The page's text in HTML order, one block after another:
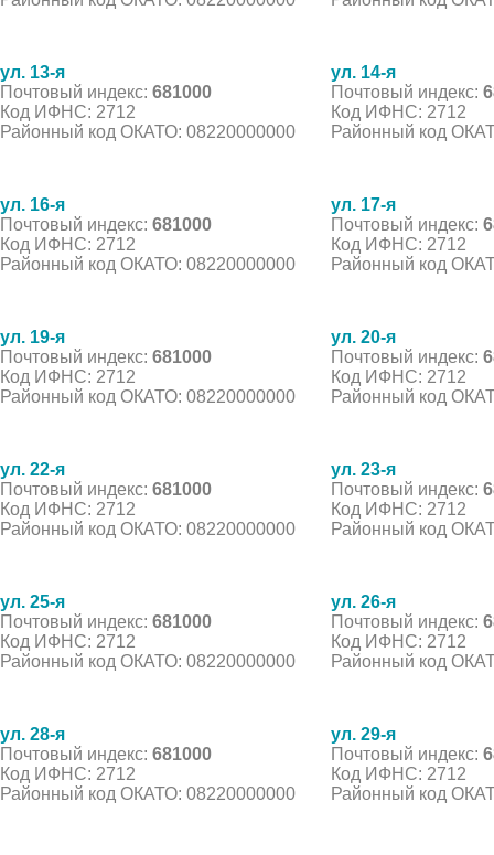
ул. 13-я
Почтовый индекс: 681000
Код ИФНС: 2712
Районный код ОКАТО: 08220000000
ул. 14-я
Почтовый индекс:
Код ИФНС: 2712
Районный код
ул. 16-я
Почтовый индекс: 681000
Код ИФНС: 2712
Районный код ОКАТО: 08220000000
ул. 17-я
Почтовый индекс:
Код ИФНС: 2712
Районный код
ул. 19-я
Почтовый индекс: 681000
Код ИФНС: 2712
Районный код ОКАТО: 08220000000
ул. 20-я
Почтовый индекс:
Код ИФНС: 2712
Районный код
ул. 22-я
Почтовый индекс: 681000
Код ИФНС: 2712
Районный код ОКАТО: 08220000000
ул. 23-я
Почтовый индекс:
Код ИФНС: 2712
Районный код
ул. 25-я
Почтовый индекс: 681000
Код ИФНС: 2712
Районный код ОКАТО: 08220000000
ул. 26-я
Почтовый индекс:
Код ИФНС: 2712
Районный код
ул. 28-я
Почтовый индекс: 681000
Код ИФНС: 2712
Районный код ОКАТО: 08220000000
ул. 29-я
Почтовый индекс:
Код ИФНС: 2712
Районный код